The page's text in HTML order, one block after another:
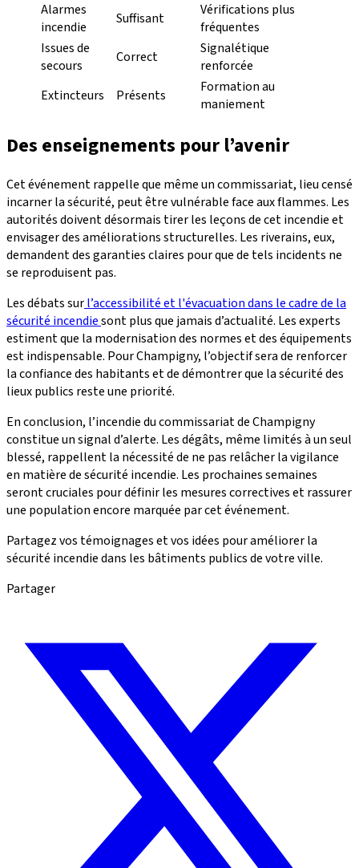
Alarmes
incendie
Suffisant
Vérifications plus
fréquentes
Issues de
secours
Correct
Signalétique
renforcée
Extincteurs
Présents
Formation au
maniement
Des enseignements pour l’avenir
Cet événement rappelle que même un commissariat, lieu censé
incarner la sécurité, peut être vulnérable face aux flammes. Les
autorités doivent désormais tirer les leçons de cet incendie et
envisager des améliorations structurelles. Les riverains, eux,
demandent des garanties claires pour que de tels incidents ne
se reproduisent pas.
Les débats surl’accessibilité et l'évacuation dans le cadre de la
sécurité incendiesont plus que jamais d’actualité. Les experts
estiment que la modernisation des normes et des équipements
est indispensable. Pour Champigny, l’objectif sera de renforcer
la confiance des habitants et de démontrer que la sécurité des
lieux publics reste une priorité.
En conclusion, l’incendie du commissariat de Champigny
constitue un signal d’alerte. Les dégâts, même limités à un seul
blessé, rappellent la nécessité de ne pas relâcher la vigilance
en matière de sécurité incendie. Les prochaines semaines
seront cruciales pour définir les mesures correctives et rassurer
une population encore marquée par cet événement.
Partagez vos témoignages et vos idées pour améliorer la
sécurité incendie dans les bâtiments publics de votre ville.
Partager